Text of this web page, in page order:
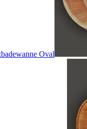
Oval